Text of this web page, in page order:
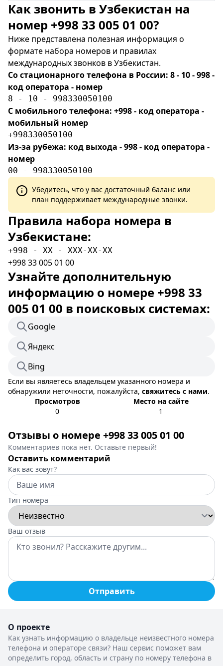
Как звонить в Узбекистан на
номер +998 33 005 01 00?
Ниже представлена полезная информация о
формате набора номеров и правилах
международных звонков в Узбекистан.
Со стационарного телефона в России: 8 - 10 - 998 -
код оператора - номер
8 - 10 - 998330050100
С мобильного телефона: +998 - код оператора -
мобильный номер
+998330050100
Из-за рубежа: код выхода - 998 - код оператора -
номер
00 - 998330050100
Убедитесь, что у вас достаточный баланс или
план поддерживает международные звонки.
Правила набора номера в
Узбекистане:
+998 - XX - XXX-XX-XX
+998 33 005 01 00
Узнайте дополнительную
информацию о номере +998 33
005 01 00 в поисковых системах:
Google
Яндекс
Bing
Если вы являетесь владельцем указанного номера и
обнаружили неточности, пожалуйста, свяжитесь с нами.
Просмотров
0
Место на сайте
1
Отзывы о номере +998 33 005 01 00
Комментариев пока нет. Оставьте первый!
Оставить комментарий
Как вас зовут?
Тип номера
Ваш отзыв
Отправить
О проекте
Как узнать информацию о владельце неизвестного номера
телефона и операторе связи? Наш сервис поможет вам
определить город, область и страну по номеру телефона в